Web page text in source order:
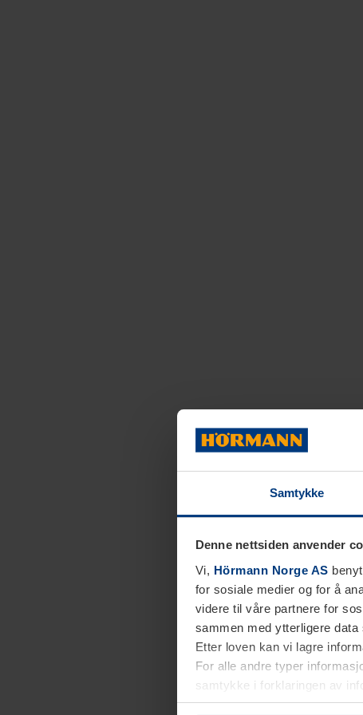
Samtykke
Denne nettsiden anvender
Vi, Hörmann Norge AS
for sosiale medier og for å
videre til våre partnere for
sammen med ytterligere
Etter loven kan vi lagre
For alle andre typer
samtykke i forklaringen av